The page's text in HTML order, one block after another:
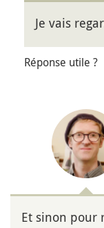
Je vais
Réponse utile ?
Et sinon pour